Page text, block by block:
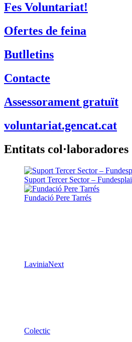
Fes Voluntariat!
Ofertes de feina
Butlletins
Contacte
Assessorament gratuït
voluntariat.gencat.cat
Entitats col·laboradores
Suport Tercer Sector – Fundesplai
Fundació Pere Tarrés
LaviniaNext
Colectic